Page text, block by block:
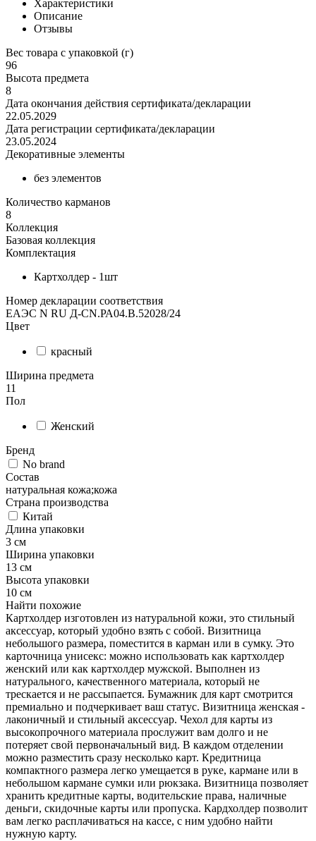
Характеристики
Описание
Отзывы
Вес товара с упаковкой (г)
96
Высота предмета
8
Дата окончания действия сертификата/декларации
22.05.2029
Дата регистрации сертификата/декларации
23.05.2024
Декоративные элементы
без элементов
Количество карманов
8
Коллекция
Базовая коллекция
Комплектация
Картхолдер - 1шт
Номер декларации соответствия
ЕАЭС N RU Д-CN.РА04.В.52028/24
Цвет
красный
Ширина предмета
11
Пол
Женский
Бренд
No brand
Состав
натуральная кожа;кожа
Страна производства
Китай
Длина упаковки
3 см
Ширина упаковки
13 см
Высота упаковки
10 см
Найти похожие
Картхолдер изготовлен из натуральной кожи, это стильный
аксессуар, который удобно взять с собой. Визитница
небольшого размера, поместится в карман или в сумку. Это
карточница унисекс: можно использовать как картхолдер
женский или как картхолдер мужской. Выполнен из
натурального, качественного материала, который не
трескается и не рассыпается. Бумажник для карт смотрится
премиально и подчеркивает ваш статус. Визитница женская -
лаконичный и стильный аксессуар. Чехол для карты из
высокопрочного материала прослужит вам долго и не
потеряет свой первоначальный вид. В каждом отделении
можно разместить сразу несколько карт. Кредитница
компактного размера легко умещается в руке, кармане или в
небольшом кармане сумки или рюкзака. Визитница позволяет
хранить кредитные карты, водительские права, наличные
деньги, скидочные карты или пропуска. Кардхолдер позволит
вам легко расплачиваться на кассе, с ним удобно найти
нужную карту.